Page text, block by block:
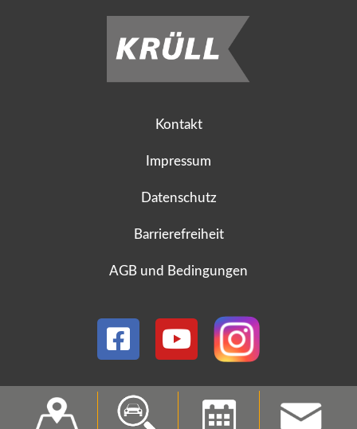
Kontakt
Impressum
Datenschutz
Barrierefreiheit
AGB und Bedingungen